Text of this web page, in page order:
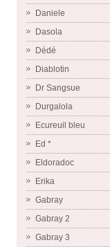
Daniele
Dasola
Dédé
Diablotin
Dr Sangsue
Durgalola
Ecureuil bleu
Ed *
Eldoradoc
Erika
Gabray
Gabray 2
Gabray 3